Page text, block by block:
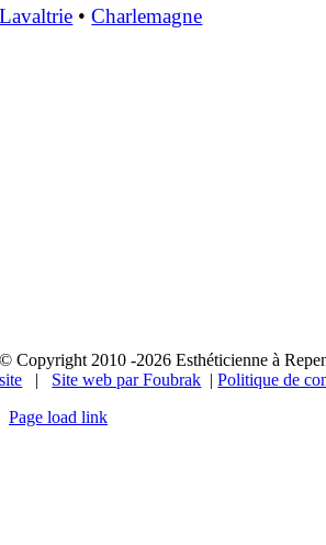
Lavaltrie •Charlemagne
© Copyright 2010 -2026 Esthéticienne à
site | Site web par Foubrak |Politique de
Page load link